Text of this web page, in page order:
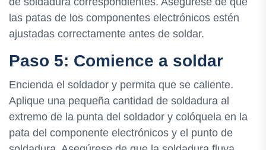
las patas de los componentes electrónicos estén
ajustadas correctamente antes de soldar.
Paso 5: Comience a soldar
Encienda el soldador y permita que se caliente.
Aplique una pequeña cantidad de soldadura al
extremo de la punta del soldador y colóquela en la
pata del componente electrónicos y el punto de